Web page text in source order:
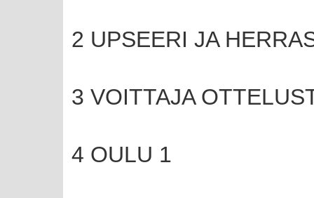
2 UPSEERI JA
3 VOITTAJA
4 OULU 1